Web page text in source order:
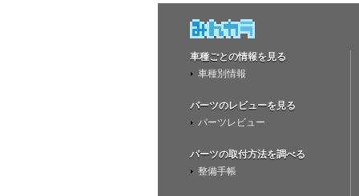
車種ごとの情報を見る
車種別情報
パーツのレビューを見る
パーツレビュー
パーツの取付方法を調べる
整備手帳